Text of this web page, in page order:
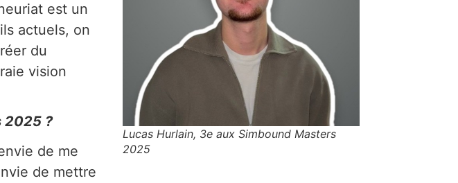
Lucas Hurlain, 3e aux Simbound Masters
2025
est un
actuels, on
du
vision
2025 ?
de me
de mettre